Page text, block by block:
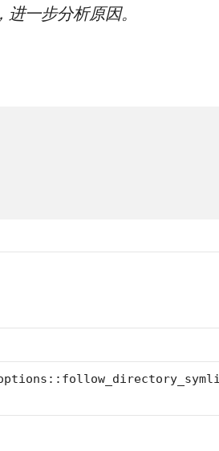
，进一步分析原因。